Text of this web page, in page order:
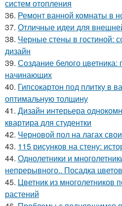
систем отопления
36. Ремонт ванной комнаты в
37. Отличные идеи для
38. Черные стены в гостиной:
дизайн
39. Создание белого
начинающих
40. Гипсокартон под плитку в
оптимальную толщину
41. Дизайн интерьера
квартира для студентки
42. Черновой пол на лагах
43. 115 рисунков на стену:
44. Однолетники и
непрерывного.. Посадка цветов
45. Цветник из многолетников
растений